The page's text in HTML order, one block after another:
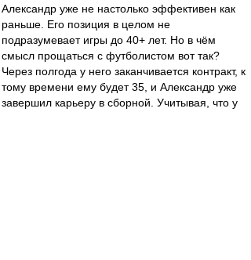
Александр уже не настолько эффективен как
раньше. Его позиция в целом не
подразумевает игры до 40+ лет. Но в чём
смысл прощаться с футболистом вот так?
Через полгода у него заканчивается контракт, к
тому времени ему будет 35, и Александр уже
завершил карьеру в сборной. Учитывая, что у